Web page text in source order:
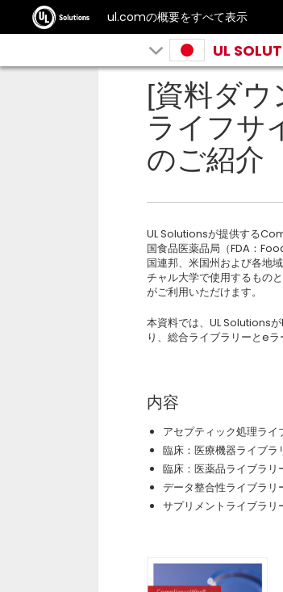
ul.comの概要をすべて表示
UL
[資料ダウ
ライフサ
のご紹介
UL Solutionsが提供する
国食品医薬品局（FDA：
国連邦、米国州および各地
チャル大学で使用するもの
がご利用いただけます。
本資料では、UL Solutions
り、総合ライブラリーとeラ
内容
アセプティック処理ライ
臨床：医療機器ライブラ
臨床：医薬品ライブラリ
データ整合性ライブラリ
サプリメントライブラ